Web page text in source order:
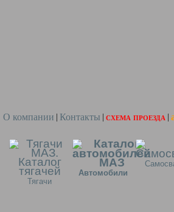
О компании Контакты схема проезда
Тягачи
Автомобили